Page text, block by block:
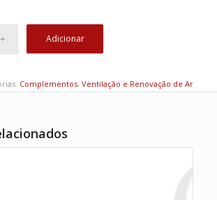
Adicionar
Complementos, Ventilação e Renovação de Ar